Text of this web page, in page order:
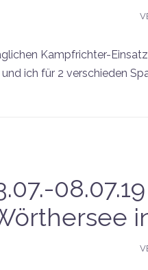
Kampfrichter-
und ich für 2 verschieden